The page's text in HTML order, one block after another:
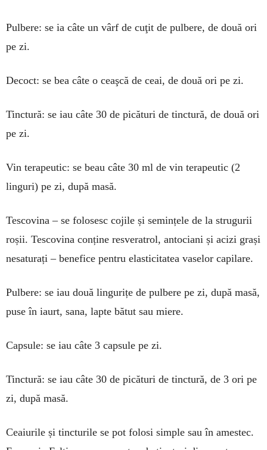
Pulbere: se ia câte un vârf de cuţit de pulbere, de două ori
pe zi.
Decoct: se bea câte o ceaşcă de ceai, de două ori pe zi.
Tinctură: se iau câte 30 de picături de tinctură, de două ori
pe zi.
Vin terapeutic: se beau câte 30 ml de vin terapeutic (2
linguri) pe zi, după masă.
Tescovina – se folosesc cojile și semințele de la strugurii
roșii. Tescovina conține resveratrol, antociani și acizi grași
nesaturați – benefice pentru elasticitatea vaselor capilare.
Pulbere: se iau două lingurițe de pulbere pe zi, după masă,
puse în iaurt, sana, lapte bătut sau miere.
Capsule: se iau câte 3 capsule pe zi.
Tinctură: se iau câte 30 de picături de tinctură, de 3 ori pe
zi, după masă.
Ceaiurile și tincturile se pot folosi simple sau în amestec.